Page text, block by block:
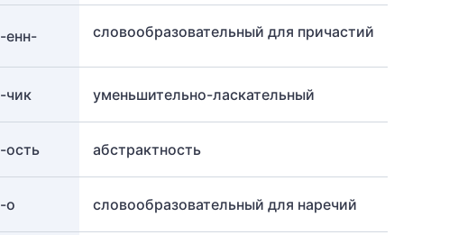
-енн- словообразовательный для причастий
-чик уменьшительно-ласкательный
-ость абстрактность
-о словообразовательный для наречий